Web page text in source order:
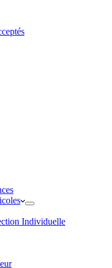
Individuelle